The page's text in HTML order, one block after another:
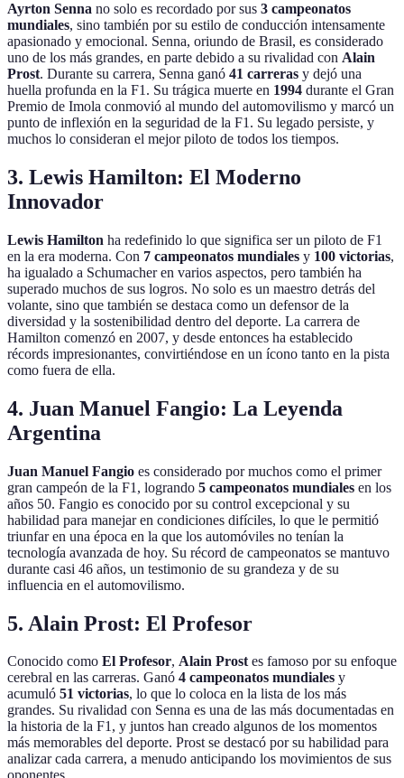
Ayrton Senna no solo es recordado por sus 3 campeonatos
mundiales, sino también por su estilo de conducción intensamente
apasionado y emocional. Senna, oriundo de Brasil, es considerado
uno de los más grandes, en parte debido a su rivalidad con Alain
Prost. Durante su carrera, Senna ganó 41 carreras y dejó una
huella profunda en la F1. Su trágica muerte en 1994 durante el Gran
Premio de Imola conmovió al mundo del automovilismo y marcó un
punto de inflexión en la seguridad de la F1. Su legado persiste, y
muchos lo consideran el mejor piloto de todos los tiempos.
3. Lewis Hamilton: El Moderno
Innovador
Lewis Hamilton ha redefinido lo que significa ser un piloto de F1
en la era moderna. Con 7 campeonatos mundiales y 100 victorias,
ha igualado a Schumacher en varios aspectos, pero también ha
superado muchos de sus logros. No solo es un maestro detrás del
volante, sino que también se destaca como un defensor de la
diversidad y la sostenibilidad dentro del deporte. La carrera de
Hamilton comenzó en 2007, y desde entonces ha establecido
récords impresionantes, convirtiéndose en un ícono tanto en la pista
como fuera de ella.
4. Juan Manuel Fangio: La Leyenda
Argentina
Juan Manuel Fangio es considerado por muchos como el primer
gran campeón de la F1, logrando 5 campeonatos mundiales en los
años 50. Fangio es conocido por su control excepcional y su
habilidad para manejar en condiciones difíciles, lo que le permitió
triunfar en una época en la que los automóviles no tenían la
tecnología avanzada de hoy. Su récord de campeonatos se mantuvo
durante casi 46 años, un testimonio de su grandeza y de su
influencia en el automovilismo.
5. Alain Prost: El Profesor
Conocido como El Profesor, Alain Prostes famoso por su enfoque
cerebral en las carreras. Ganó 4 campeonatos mundiales y
acumuló 51 victorias, lo que lo coloca en la lista de los más
grandes. Su rivalidad con Senna es una de las más documentadas en
la historia de la F1, y juntos han creado algunos de los momentos
más memorables del deporte. Prost se destacó por su habilidad para
analizar cada carrera, a menudo anticipando los movimientos de sus